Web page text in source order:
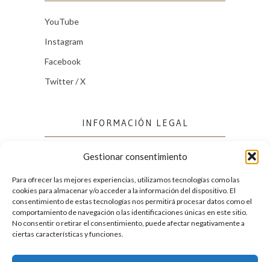
Gestionar consentimiento
Para ofrecer las mejores experiencias, utilizamos tecnologías como las
cookies para almacenar y/o acceder a la información del dispositivo. El
consentimiento de estas tecnologías nos permitirá procesar datos como el
comportamiento de navegación o las identificaciones únicas en este sitio.
No consentir o retirar el consentimiento, puede afectar negativamente a
ciertas características y funciones.
YouTube
Instagram
Facebook
Twitter / X
INFORMACIÓN LEGAL
Política de cookies (UE)
Política de privacidad
FACEBOOK